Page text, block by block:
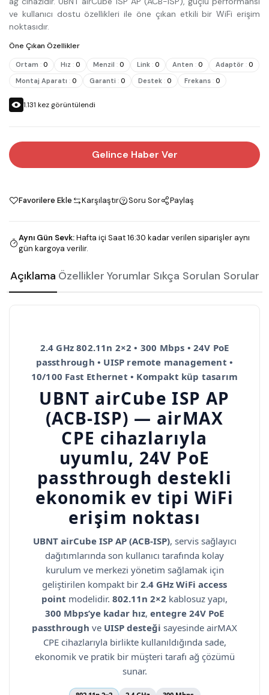
ve kullanıcı dostu özellikleri ile öne çıkan etkili bir WiFi erişim
noktasıdır.
Öne Çıkan Özellikler
Ortam : 0 Hız : 0 Menzil : 0 Link : 0 Anten : 0 Adaptör : 0
Montaj Aparatı : 0 Garanti : 0 Destek : 0 Frekans : 0
1.131 kez görüntülendi
Gelince Haber Ver
Favorilere Ekle Karşılaştır Soru Sor Paylaş
Aynı Gün Sevk:Hafta içi Saat 16:30 kadar verilen siparişler aynı
gün kargoya verilir.
Açıklama Özellikler Yorumlar Sıkça Sorulan Sorular
2.4 GHz 802.11n 2×2 • 300 Mbps • 24V PoE
passthrough • UISP remote management •
10/100 Fast Ethernet • Kompakt küp tasarım
UBNT airCube ISP AP
(ACB-ISP) — airMAX
CPE cihazlarıyla
uyumlu, 24V PoE
passthrough destekli
ekonomik ev tipi WiFi
erişim noktası
UBNT airCube ISP AP (ACB-ISP), servis sağlayıcı
dağıtımlarında son kullanıcı tarafında kolay
kurulum ve merkezi yönetim sağlamak için
geliştirilen kompakt bir 2.4 GHz WiFi access
point modelidir. 802.11n 2×2 kablosuz yapı,
300 Mbps’ye kadar hız, entegre 24V PoE
passthrough ve UISP desteği sayesinde airMAX
CPE cihazlarıyla birlikte kullanıldığında sade,
ekonomik ve pratik bir müşteri tarafı ağ çözümü
sunar.